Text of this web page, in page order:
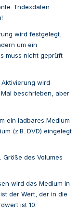
Indexdaten
wird festgelegt,
um ein
muss nicht geprüft
Aktivierung wird
Mal beschrieben, aber
ein ladbares Medium
(z.B. DVD) eingelegt
Größe des Volumes
wird das Medium in
der Wert, der in die
ist 10.